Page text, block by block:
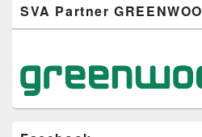
Seitenleisten-
Widgetbereich
SVA Partner